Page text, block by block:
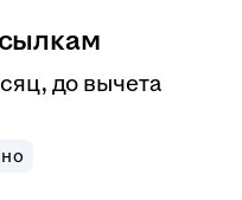
до вычета